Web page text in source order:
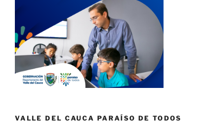
VALLE DEL CAUCA PARAÍSO DE TODOS